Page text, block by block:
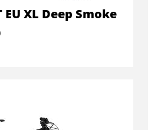
XL Deep Smoke